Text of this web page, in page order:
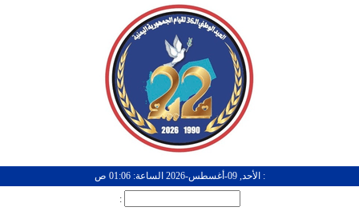
: الأحد, 09-أغسطس-2026 الساعة: 01:06 ص
: